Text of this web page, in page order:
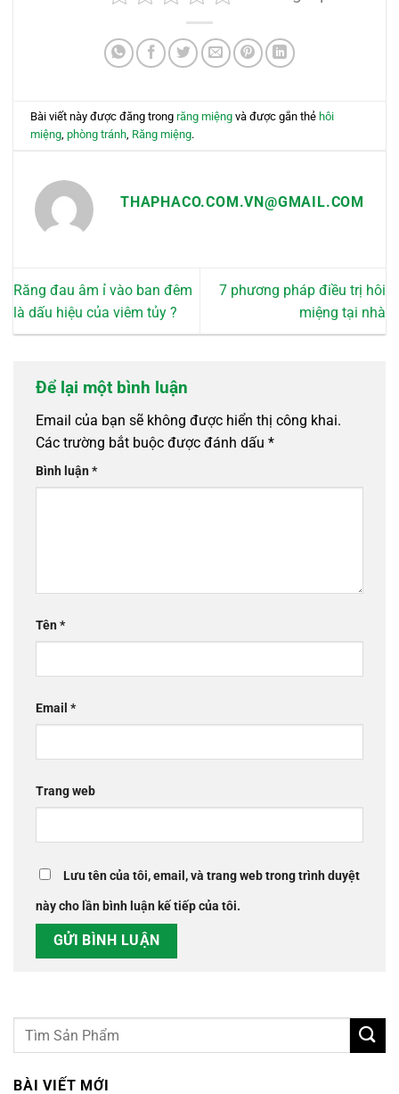
Bài viết này được đăng trongrăng miệng và được gắn thẻ hôi
miệng ,phòng tránh Răng miệng.
THAPHACO.COM.VN@GMAIL.COM
Răng đau âm ỉ vào ban đêm
là dấu hiệu của viêm tủy ?
7 phương pháp điều trị hôi
miệng tại nhà
Để lại một bình luận
Email của bạn sẽ không được hiển thị công khai.
Các trường bắt buộc được đánh dấu *
Bình luận*
Tên*
Email *
Trang web
Lưu tên của tôi, email, và trang web trong trình duyệt
này cho lần bình luận kế tiếp của tôi.
BÀI VIẾT MỚI